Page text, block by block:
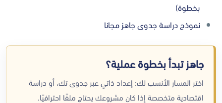
بخطوة)
نموذج دراسة جدوى جاهز مجانا
جاهز تبدأ بخطوة عملية؟
اختر المسار الأنسب لك: إعداد ذاتي عبر جدوى تك، أو دراسة
اقتصادية متخصصة إذا كان مشروعك يحتاج ملفًا احترافيًا.